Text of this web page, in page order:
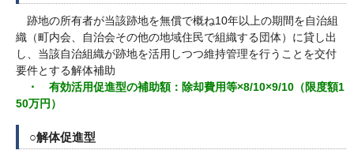
跡地の所有者が当該跡地を無償で概ね10年以上の期間を自治組
織（町内会、自治会その他の地域住民で組織する団体）に貸し出
し、当該自治組織が跡地を活用しつつ維持管理を行うことを交付
要件とする解体補助
・
有効活用促進型の補助額：除却費用等×8/10×9/10（限度額1
50万円）
○解体促進型